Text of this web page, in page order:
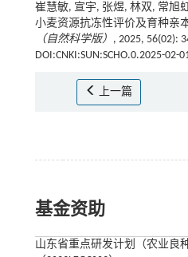
崔慧敏, 宣宇, 张煜, 林双, 常旭
小麦资源抗冻性评价及育种亲
（自然科学版） , 2025, 56(02):
DOI:CNKI:SUN:SCHO.0.2025-02-
上一篇
基金资助
山东省重点研发计划（农业良